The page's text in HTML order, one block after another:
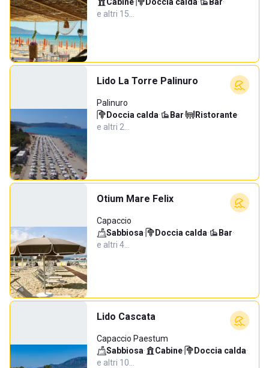
e altri 15…
Lido La Torre Palinuro
Palinuro
Doccia calda· Bar· Ristorante·
e altri 2…
Otium Mare Felix
Capaccio
Sabbiosa· Doccia calda· Bar·
e altri 4…
Lido Cascata
Capaccio Paestum
Sabbiosa· Cabine· Doccia calda·
e altri 10…